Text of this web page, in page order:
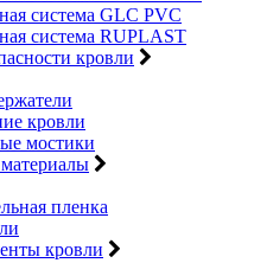
система GLC PVC
система RUPLAST
кровли
кровли
мостики
пленка
кровли